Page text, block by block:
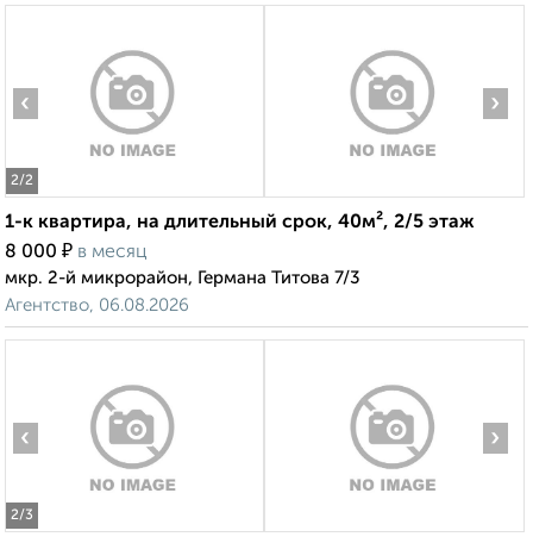
2/2
‹ ›
1-к квартира, на длительный срок, 40м², 2/5 этаж
8 000 ₽ в месяц
мкр. 2-й микрорайон, Германа Титова 7/3
Агентство, 06.08.2026
2/3
‹ ›